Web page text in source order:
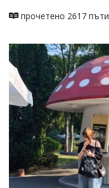
прочетено 2617 пъти